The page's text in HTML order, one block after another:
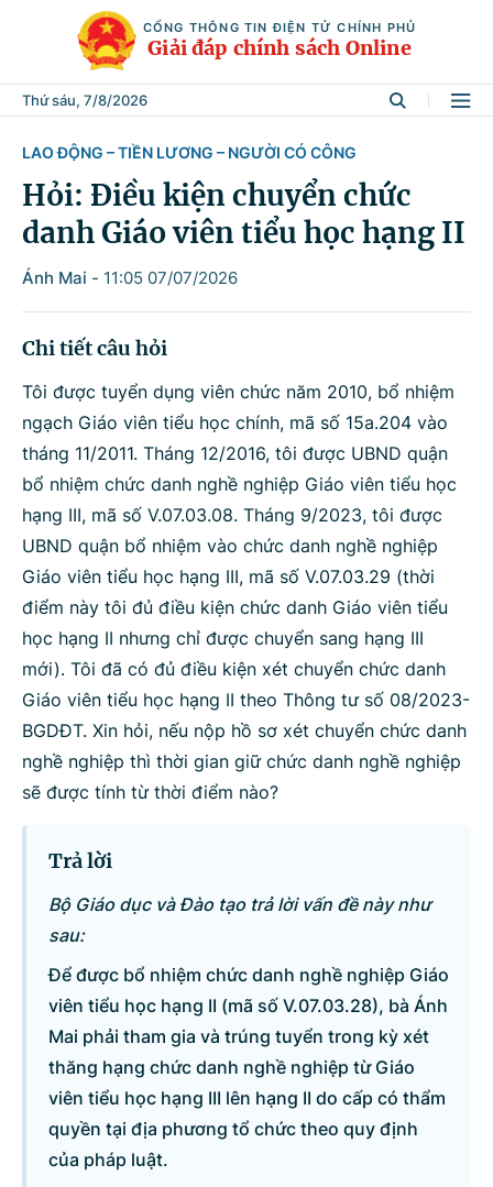
CỔNG THÔNG TIN ĐIỆN TỬ CHÍNH PHỦ
Giải đáp chính sách Online
Thứ sáu, 7/8/2026
Tìm kiếm
Từ khóa
Lĩnh vực
Bộ ngành
Tìm kiếm Nhập lại
Danh sách câu hỏi
Câu hỏi xem nhiều nhất
Câu hỏi chờ trả lời
LAO ĐỘNG – TIỀN LƯƠNG – NGƯỜI CÓ CÔNG
Hỏi: Điều kiện chuyển chức
danh Giáo viên tiểu học hạng II
Ánh Mai - 11:05 07/07/2026
Chi tiết câu hỏi
Tôi được tuyển dụng viên chức năm 2010, bổ nhiệm
ngạch Giáo viên tiểu học chính, mã số 15a.204 vào
tháng 11/2011. Tháng 12/2016, tôi được UBND quận
bổ nhiệm chức danh nghề nghiệp Giáo viên tiểu học
hạng III, mã số V.07.03.08. Tháng 9/2023, tôi được
UBND quận bổ nhiệm vào chức danh nghề nghiệp
Giáo viên tiểu học hạng III, mã số V.07.03.29 (thời
điểm này tôi đủ điều kiện chức danh Giáo viên tiểu
học hạng II nhưng chỉ được chuyển sang hạng III
mới). Tôi đã có đủ điều kiện xét chuyển chức danh
Giáo viên tiểu học hạng II theo Thông tư số 08/2023-
BGDĐT. Xin hỏi, nếu nộp hồ sơ xét chuyển chức danh
nghề nghiệp thì thời gian giữ chức danh nghề nghiệp
sẽ được tính từ thời điểm nào?
Trả lời
Bộ Giáo dục và Đào tạo trả lời vấn đề này như
sau:
Để được bổ nhiệm chức danh nghề nghiệp Giáo
viên tiểu học hạng II (mã số V.07.03.28), bà Ánh
Mai phải tham gia và trúng tuyển trong kỳ xét
thăng hạng chức danh nghề nghiệp từ Giáo
viên tiểu học hạng III lên hạng II do cấp có thẩm
quyền tại địa phương tổ chức theo quy định
của pháp luật.